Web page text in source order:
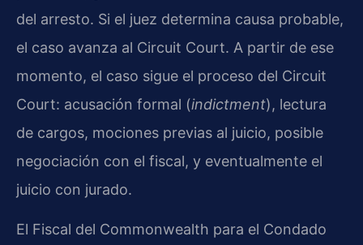
del arresto. Si el juez determina causa probable,
el caso avanza al Circuit Court. A partir de ese
momento, el caso sigue el proceso del Circuit
Court: acusación formal (indictment), lectura
de cargos, mociones previas al juicio, posible
negociación con el fiscal, y eventualmente el
juicio con jurado.
El Fiscal del Commonwealth para el Condado